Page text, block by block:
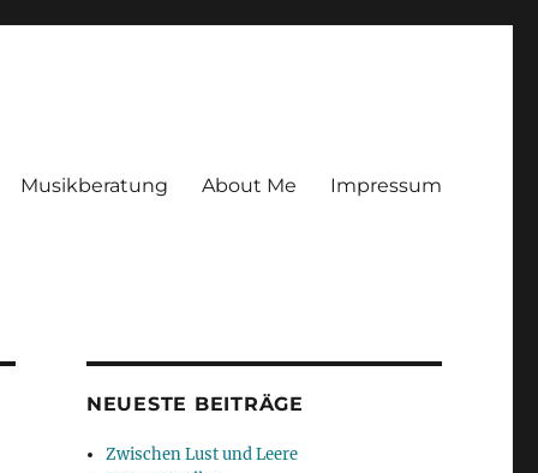
Musikberatung About Me Impressum
NEUESTE BEITRÄGE
Zwischen Lust und Leere